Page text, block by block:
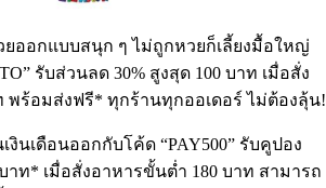
ยออกแบบสนุก ๆ ไม่ถูกหวยก็เลี้ยงมื้อใหญ่
รับส่วนลด 30% สูงสุด 100 บาท เมื่อสั่ง
พร้อมส่งฟรี* ทุกร้านทุกออเดอร์ ไม่ต้องลุ้น!
งินเดือนออกกับโค้ด “PAY500” รับคูปอง
าท* เมื่อสั่งอาหารขั้นต่ำ 180 บาท สามารถ